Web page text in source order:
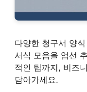
다양한 청구서 양
서식 모음을 엄선
적인 팁까지, 비즈
담아가세요.